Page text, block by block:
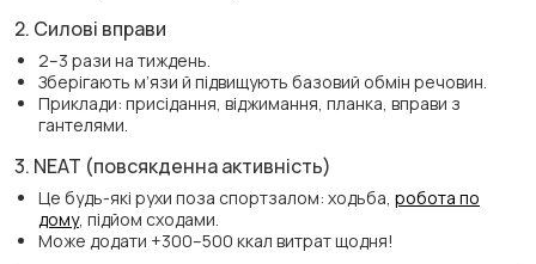
2. Силові вправи
2–3 рази на тиждень.
Зберігають м’язи й підвищують базовий обмін речовин.
Приклади: присідання, віджимання, планка, вправи з
гантелями.
3. NEAT (повсякденна активність)
Це будь-які рухи поза спортзалом: ходьба, робота по
дому, підйом сходами.
Може додати +300–500 ккал витрат щодня!